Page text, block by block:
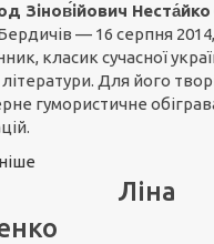
Зінов́ійович Неста́йко
— 16 серпня
класик сучасної
літератури. Для його
гумористичне
Ліна